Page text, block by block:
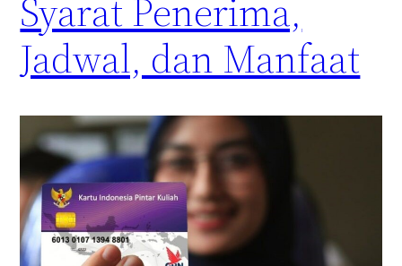
Syarat Penerima,
Jadwal, dan Manfaat